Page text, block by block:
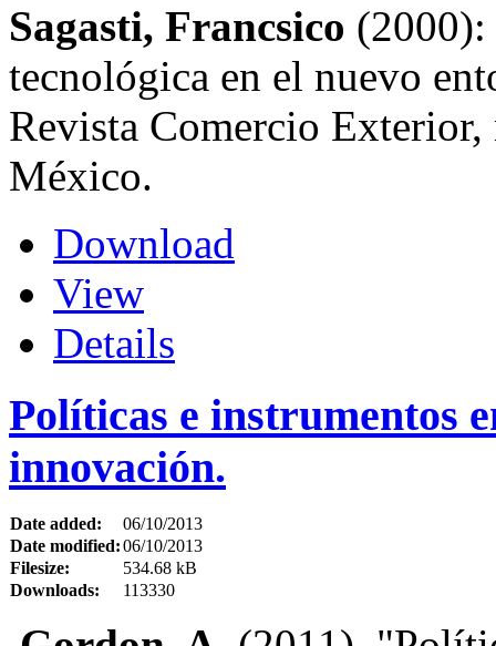
Sagasti, Francsico
tecnológica en el nuevo
Revista Comercio
México.
Download
View
Details
Políticas e instrumentos
innovación.
Date added:
06/10/2013
Date modified:06/10/2013
Filesize:
534.68 kB
Downloads:
113330